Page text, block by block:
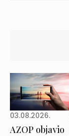
03.08.2026.
AZOP objavio